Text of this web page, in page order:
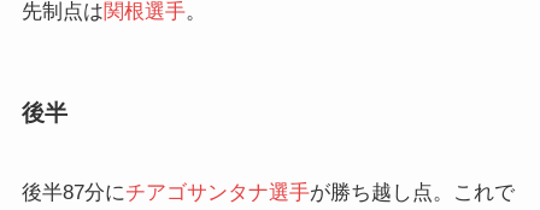
先制点は関根選手。
後半
後半87分にチアゴサンタナ選手が勝ち越し点。これで